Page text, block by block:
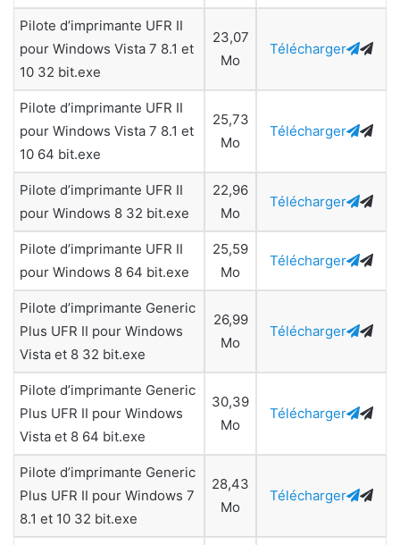
Pilote d’imprimante UFR II
pour Windows Vista 7 8.1 et
10 32 bit.exe
23,07
Mo
Télécharger
Pilote d’imprimante UFR II
pour Windows Vista 7 8.1 et
10 64 bit.exe
25,73
Mo
Télécharger
Pilote d’imprimante UFR II
pour Windows 8 32 bit.exe
22,96
Mo
Télécharger
Pilote d’imprimante UFR II
pour Windows 8 64 bit.exe
25,59
Mo
Télécharger
Pilote d’imprimante Generic
Plus UFR II pour Windows
Vista et 8 32 bit.exe
26,99
Mo
Télécharger
Pilote d’imprimante Generic
Plus UFR II pour Windows
Vista et 8 64 bit.exe
30,39
Mo
Télécharger
Pilote d’imprimante Generic
Plus UFR II pour Windows 7
8.1 et 10 32 bit.exe
28,43
Mo
Télécharger